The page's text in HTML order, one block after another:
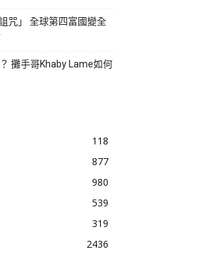
咒」 全球第四富國變全
攤手哥Khaby Lame如何
118
877
980
539
319
2436